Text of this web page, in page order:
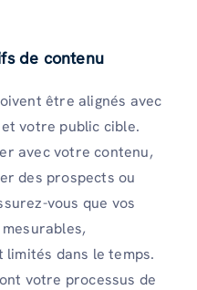
de contenu
être alignés avec
votre public cible.
avec votre contenu,
des prospects ou
vous que vos
dans le temps.
votre processus de